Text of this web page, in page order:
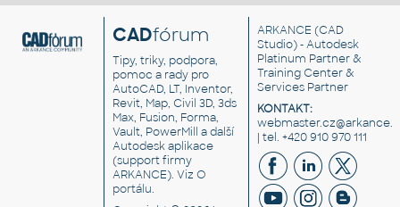
CADfórum
Tipy, triky, podpora,
pomoc a rady pro
AutoCAD, LT, Inventor,
Revit, Map, Civil 3D, 3ds
Max, Fusion, Forma,
Vault, PowerMill a další
Autodesk aplikace
(support firmy
ARKANCE). VizO
portálu.
ARKANCE (CAD
Studio) - Autodesk
Platinum Partner &
Training Center &
Services Partner
KONTAKT:
| tel. +420 910 970 111